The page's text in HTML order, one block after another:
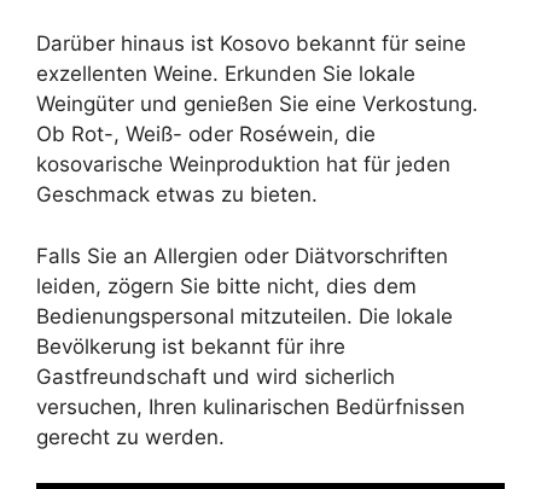
Darüber hinaus ist Kosovo bekannt für seine
exzellenten Weine. Erkunden Sie lokale
Weingüter und genießen Sie eine Verkostung.
Ob Rot-, Weiß- oder Roséwein, die
kosovarische Weinproduktion hat für jeden
Geschmack etwas zu bieten.
Falls Sie an Allergien oder Diätvorschriften
leiden, zögern Sie bitte nicht, dies dem
Bedienungspersonal mitzuteilen. Die lokale
Bevölkerung ist bekannt für ihre
Gastfreundschaft und wird sicherlich
versuchen, Ihren kulinarischen Bedürfnissen
gerecht zu werden.